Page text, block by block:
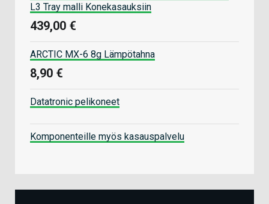
L3 Tray malli Konekasauksiin
439,00 €
ARCTIC MX-6 8g Lämpötahna
8,90 €
Datatronic pelikoneet
Komponenteille myös kasauspalvelu